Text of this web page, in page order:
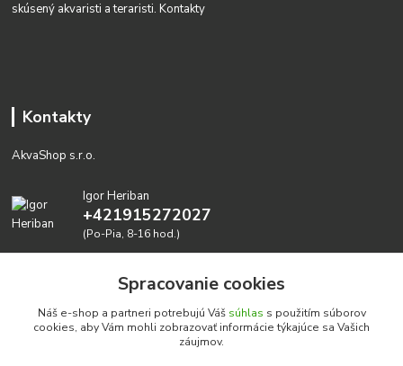
skúsený akvaristi a teraristi.Kontakty
Kontakty
AkvaShop s.r.o.
Igor Heriban
+421915272027
(Po-Pia, 8-16 hod.)
Spracovanie cookies
Náš e-shop a partneri potrebujú Váš súhlas s použitím súborov
cookies, aby Vám mohli zobrazovať informácie týkajúce sa Vašich
záujmov.